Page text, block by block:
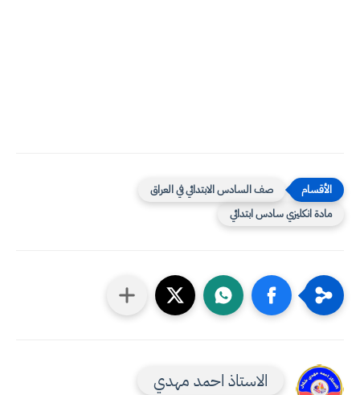
صف السادس الابتدائي في العراق
مادة انكليزي سادس ابتدائي
الاستاذ احمد مهدي